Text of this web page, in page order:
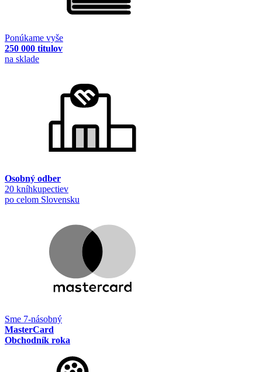
Ponúkame vyše
250 000 titulov
na sklade
Osobný odber
20 kníhkupectiev
po celom Slovensku
Sme 7-násobný
MasterCard
Obchodník roka